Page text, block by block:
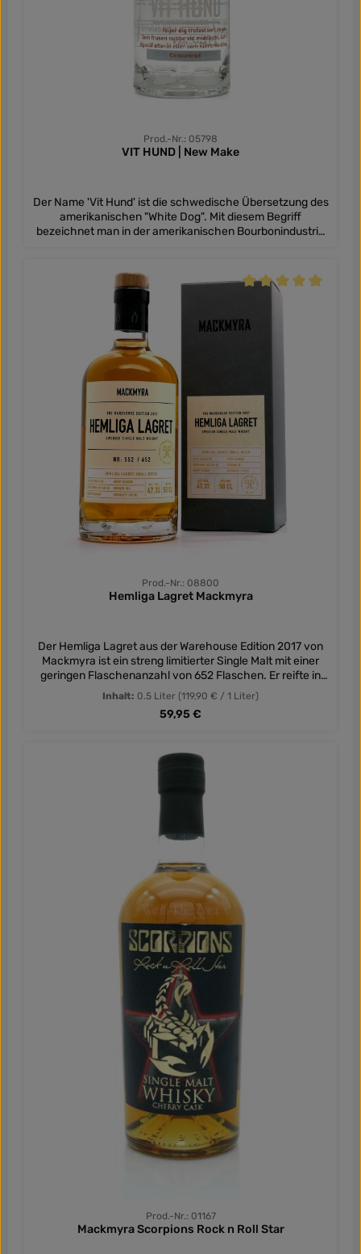
Prod.-Nr.: 05798
VIT HUND | New Make
Der Name 'Vit Hund' ist die schwedische Übersetzung des
amerikanischen "White Dog". Mit diesem Begriff
bezeichnet man in der amerikanischen Bourbonindustrie
Quellwasser auf einen Alkoholgehalt von 46,1 % vol
reduziert. Jung und ungebändigt zeigt sich der Vit Hund
von der schwedischen Whisky-Brennerei Mackmyra. Er
offenbart leichte Fruchtaromen und wirkt leicht malzig
mit einer dezenten Süße.
Prod.-Nr.: 08800
Hemliga Lagret Mackmyra
Der Hemliga Lagret aus der Warehouse Edition 2017 von
Mackmyra ist ein streng limitierter Single Malt mit einer
geringen Flaschenanzahl von 652 Flaschen. Er reifte in
Oloroso Sherryfässern in einem heimlichen Lager,
welches von Mackmyra gern als Hobbithöhle bezeichent
wird und dessen genauer Standort nur wenigen
10.03.2017. Die Mackmyra Warehouse Edition kommt in
kleiner Auflage zu uns nach Deutschland. Die
verschiedenen Small Batch Single Malts lagen in
bis 8 Jahren auf. Sie reiften in unterschiedlichen, zum Teil
sehr außergwöhnlichen Lagern von Mackmyra.
Inhalt: 0.5 Liter (119,90 € / 1 Liter)
Regulärer Preis:
59,95 €
Prod.-Nr.: 01167
Mackmyra Scorpions Rock n Roll Star